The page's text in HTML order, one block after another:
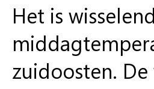
Het is
zuidoosten.